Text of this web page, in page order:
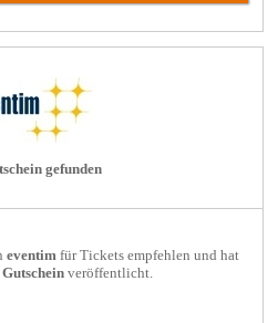
gefunden
eventim fürTickets empfehlen und hat
Gutschein veröffentlicht.